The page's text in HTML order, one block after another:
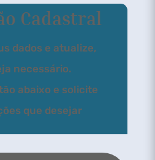
Cadastral
dados e atualize,
necessário.
abaixo e solicite
que desejar